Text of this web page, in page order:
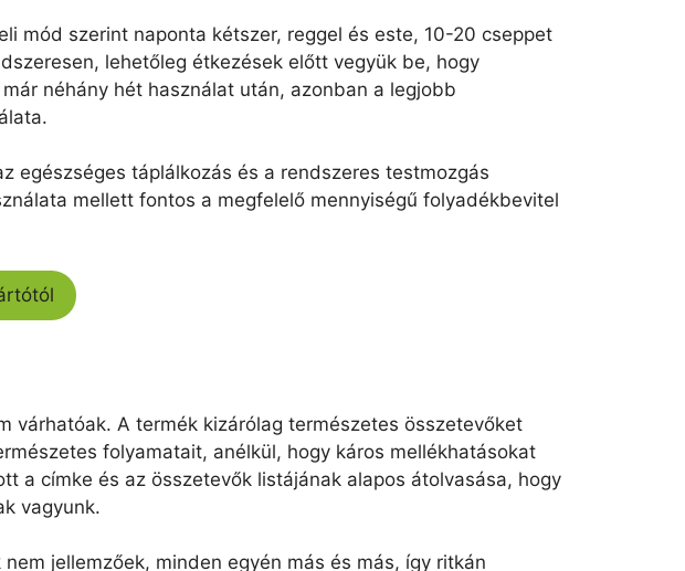
mód szerint naponta kétszer, reggel és este, 10-20 cseppet
lehetőleg étkezések előtt vegyük be, hogy
néhány hét használat után, azonban a legjobb
egészséges táplálkozás és a rendszeres testmozgás
mellett fontos a megfelelő mennyiségű folyadékbevitel
várhatóak. A termék kizárólag természetes összetevőket
folyamatait, anélkül, hogy káros mellékhatásokat
a címke és az összetevők listájának alapos átolvasása, hogy
vagyunk.
jellemzőek, minden egyén más és más, így ritkán